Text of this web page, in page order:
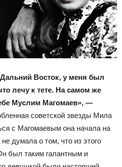
Восток, у меня был
лечу к тете. На самом же
Муслим Магомаев», —
советской звезды Мила
с Магомаевым она начала на
думала о том, что из этого
был таким галантным и